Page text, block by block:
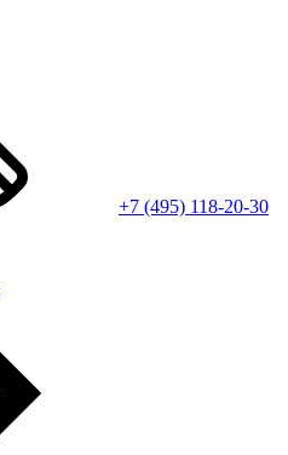
+7 (495) 118-20-30